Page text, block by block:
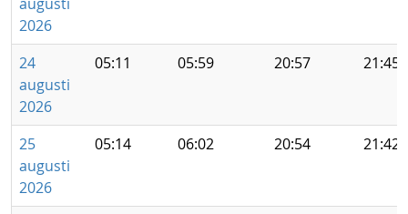
2026
24
augusti
2026
05:11 05:59 20:57 21:45
25
augusti
2026
05:14 06:02 20:54 21:42